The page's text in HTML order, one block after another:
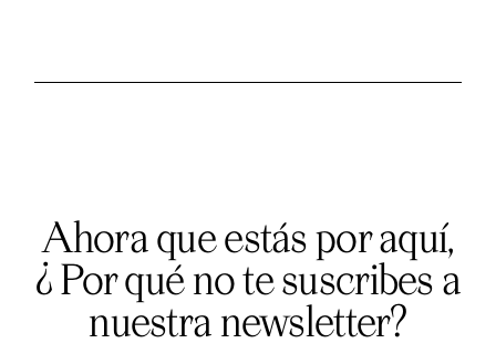
Ahora que estás por aquí,
¿ Por qué no te suscribes a
nuestra newsletter?